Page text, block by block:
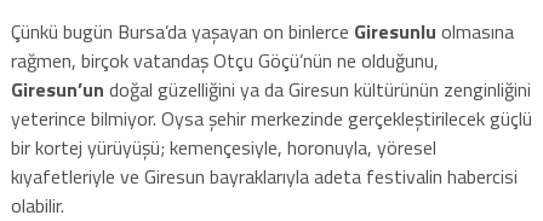
Çünkü bugün Bursa’da yaşayan on binlerce Giresunlu olmasına
rağmen, birçok vatandaş Otçu Göçü’nün ne olduğunu,
Giresun’un doğal güzelliğini ya da Giresun kültürünün zenginliğini
yeterince bilmiyor. Oysa şehir merkezinde gerçekleştirilecek güçlü
bir kortej yürüyüşü; kemençesiyle, horonuyla, yöresel
kıyafetleriyle ve Giresun bayraklarıyla adeta festivalin habercisi
olabilir.